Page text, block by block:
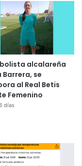
alcalareña
Barrera, se
al Real Betis
Femenino
días